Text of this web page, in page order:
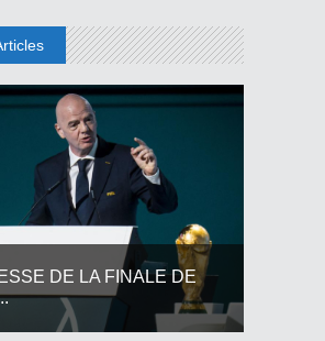
DE LA FINALE DE